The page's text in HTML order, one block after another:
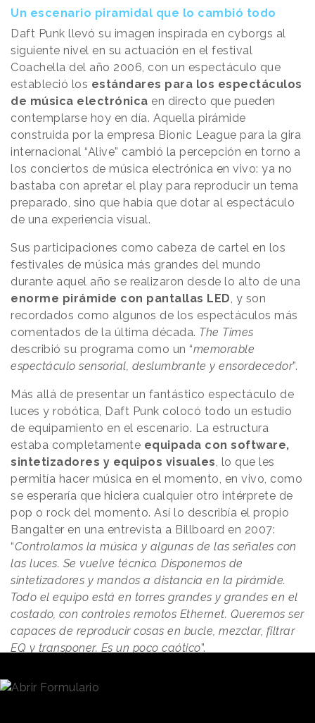
Un escenario piramidal que lo cambió todo
Daft Punk llevó su imagen inspirada en cyborgs al
siguiente nivel en su actuación en el festival
Coachella del año 2006, con un espectáculo que
estableció los estándares para los espectáculos
de música electrónica en directo que pueden
contemplarse hoy en día. Aquella pirámide
construida por la empresa Bionic League para la gira
internacional “Alive” cambió la percepción en torno a
los conciertos de música electrónica en vivo: ya no
bastaba con apretar el play para reproducir un tema
preparado, sino que había que dotar al espectáculo
de una experiencia visual.
Sus participaciones como cabeza de cartel en los
festivales de música más grandes del mundo
durante aquel año se realizaron desde lo alto de una
enorme pirámide con pantallas LED, y son
recordados como algunos de los espectáculos más
comentados de la última década. The Times
describió su programa como un “memorable
espectáculo sensorial, deslumbrante y ensordecedor”.
Más allá de presentar un fantástico espectáculo de
luces y robótica, Daft Punk colocó todo un estudio
de equipamiento en el escenario. La estructura
estaba completamente equipada con software,
sintetizadores y equipos visuales, lo que les
permitía hacer música en el momento, en vivo, como
se esperaría que hiciera cualquier otro intérprete de
pop o rock del momento. Así lo describía el propio
Bangalter en una entrevista a Billboard en 2007:
“Controlamos la música y algunas de las señales con
las luces. Se vuelve técnico. Disponemos de
sintetizadores y mandos a distancia en la pirámide.
Todo el equipo está en torres grandes y grandes en el
costado, con controles remotos Ethernet. Queremos ser
capaces de reproducir cosas en bucle, mezclar, filtrar
EQ y transponer. Es un poco caótico”.
económica que suponía Coachella les permitió